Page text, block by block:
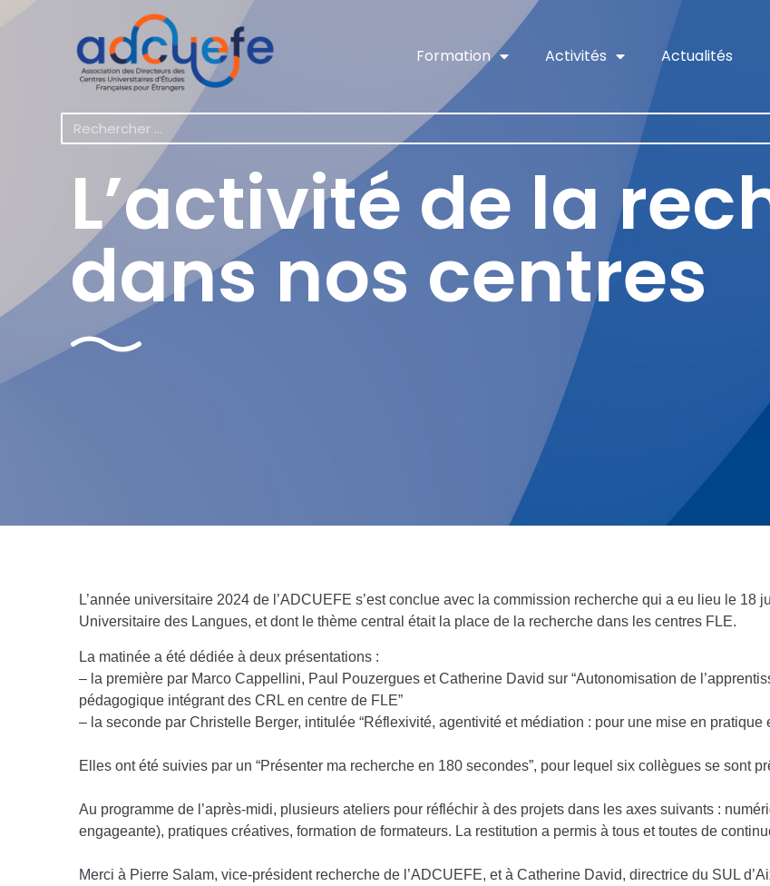
Formation Activités Actualités
L’activité de la
dans nos centres
L’année universitaire 2024 de l’ADCUEFE s’est conclue avec la commission recherche qui a eu lieu le
Universitaire des Langues, et dont le thème central était la place de la recherche dans les centres FLE.
La matinée a été dédiée à deux présentations :
– la première par Marco Cappellini, Paul Pouzergues et Catherine David sur “Autonomisation de
pédagogique intégrant des CRL en centre de FLE”
– la seconde par Christelle Berger, intitulée “Réflexivité, agentivité et médiation : pour une mise en pratique
Elles ont été suivies par un “Présenter ma recherche en 180 secondes”, pour lequel six collègues se sont
Au programme de l’après-midi, plusieurs ateliers pour réfléchir à des projets dans les axes suivants :
engageante), pratiques créatives, formation de formateurs. La restitution a permis à tous et toutes de
Merci à Pierre Salam, vice-président recherche de l’ADCUEFE, et à Catherine David, directrice du SUL